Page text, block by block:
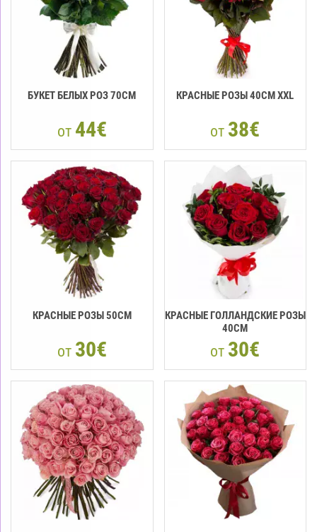
БУКЕТ БЕЛЫХ РОЗ 70CM
от 44€
КРАСНЫЕ РОЗЫ 40CМ XXL
от 38€
КРАСНЫЕ РОЗЫ 50CМ
от 30€
КРАСНЫЕ ГОЛЛАНДСКИЕ РОЗЫ
40CM
от 30€